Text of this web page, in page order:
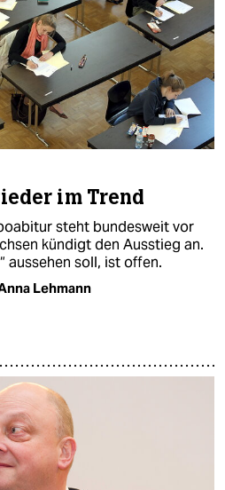
im Trend
steht bundesweit vor
kündigt den Ausstieg an.
aussehen soll, ist offen.
Lehmann